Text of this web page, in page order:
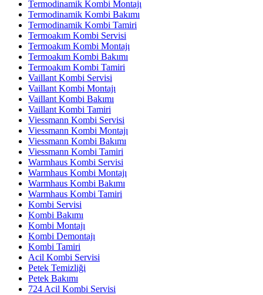
Termodinamik Kombi Montajı
Termodinamik Kombi Bakımı
Termodinamik Kombi Tamiri
Termoakım Kombi Servisi
Termoakım Kombi Montajı
Termoakım Kombi Bakımı
Termoakım Kombi Tamiri
Vaillant Kombi Servisi
Vaillant Kombi Montajı
Vaillant Kombi Bakımı
Vaillant Kombi Tamiri
Viessmann Kombi Servisi
Viessmann Kombi Montajı
Viessmann Kombi Bakımı
Viessmann Kombi Tamiri
Warmhaus Kombi Servisi
Warmhaus Kombi Montajı
Warmhaus Kombi Bakımı
Warmhaus Kombi Tamiri
Kombi Servisi
Kombi Bakımı
Kombi Montajı
Kombi Demontajı
Kombi Tamiri
Acil Kombi Servisi
Petek Temizliği
Petek Bakımı
724 Acil Kombi Servisi